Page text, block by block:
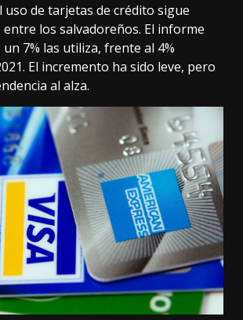
uso de tarjetas de crédito sigue
los salvadoreños. El informe
7% las utiliza, frente al 4%
El incremento ha sido leve, pero
al alza.